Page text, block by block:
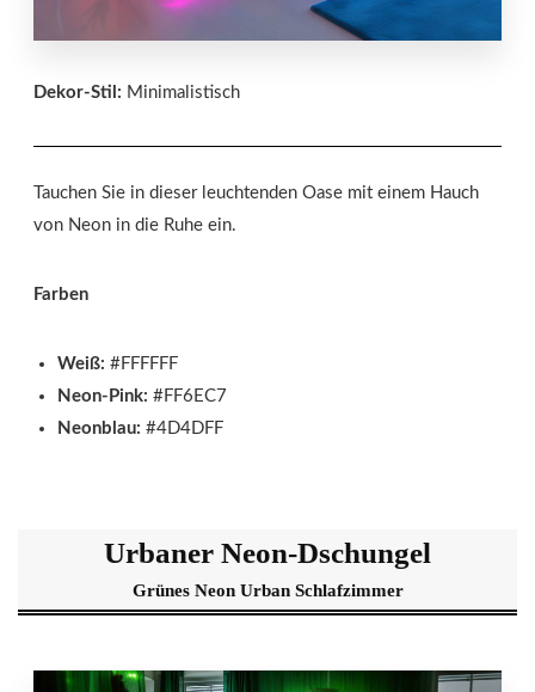
Dekor-Stil: Minimalistisch
Tauchen Sie in dieser leuchtenden Oase mit einem Hauch
von Neon in die Ruhe ein.
Farben
Weiß:#FFFFFF
Neon-Pink: #FF6EC7
Neonblau: #4D4DFF
Urbaner Neon-Dschungel
Grünes Neon Urban Schlafzimmer